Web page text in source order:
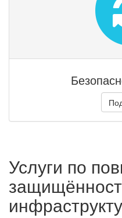
Услуги по